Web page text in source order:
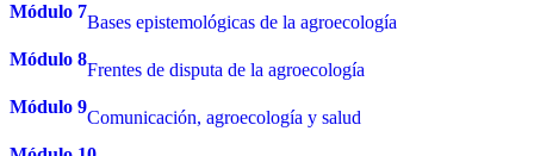
Módulo 7
Bases epistemológicas de la agroecología
Módulo 8
Frentes de disputa de la agroecología
Módulo 9
Comunicación, agroecología y salud